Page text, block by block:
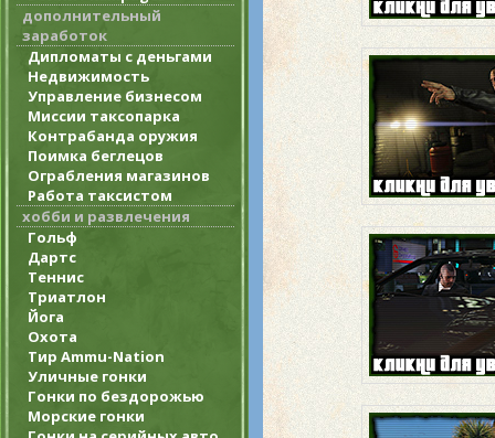
дополнительный
заработок
Дипломаты с деньгами
Недвижимость
Управление бизнесом
Миссии таксопарка
Контрабанда оружия
Поимка беглецов
Ограбления магазинов
Работа таксистом
хобби и развлечения
Гольф
Дартс
Теннис
Триатлон
Йога
Охота
Тир Ammu-Nation
Уличные гонки
Гонки по бездорожью
Морские гонки